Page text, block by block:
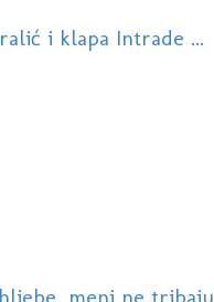
i klapa Intrade ...